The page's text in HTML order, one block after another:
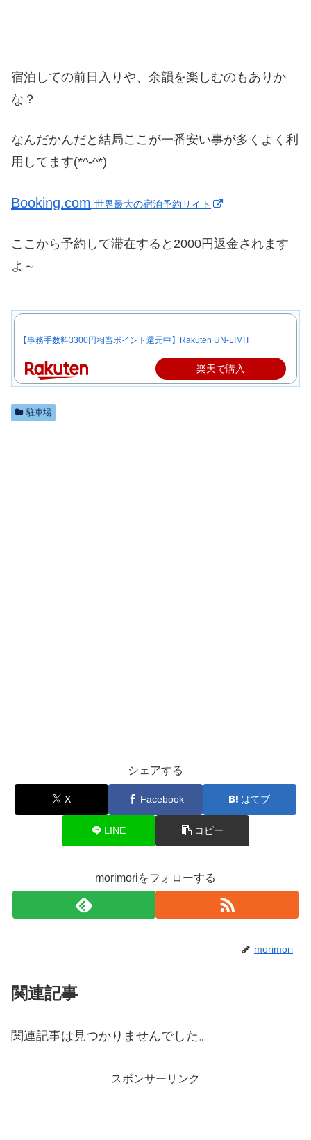
宿泊しての前日入りや、余韻を楽しむのもありか
な？
なんだかんだと結局ここが一番安い事が多くよく利
用してます(*^-^*)
Booking.com 世界最大の宿泊予約サイト
ここから予約して滞在すると2000円返金されます
よ～
【事務手数料3300円相当ポイント還元中】Rakuten UN-LIMIT
楽天で購入
駐車場
シェアする
X Facebook はてブ
LINE コピー
morimoriをフォローする
morimori
関連記事
関連記事は見つかりませんでした。
スポンサーリンク